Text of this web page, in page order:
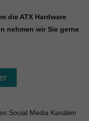
die ATX Hardware
nehmen wir Sie gerne
Social Media Kanälen